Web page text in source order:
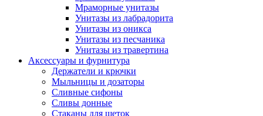
Мраморные унитазы
Унитазы из лабрадорита
Унитазы из оникса
Унитазы из песчаника
Унитазы из травертина
Аксессуары и фурнитура
Держатели и крючки
Мыльницы и дозаторы
Сливные сифоны
Сливы донные
Стаканы для щеток